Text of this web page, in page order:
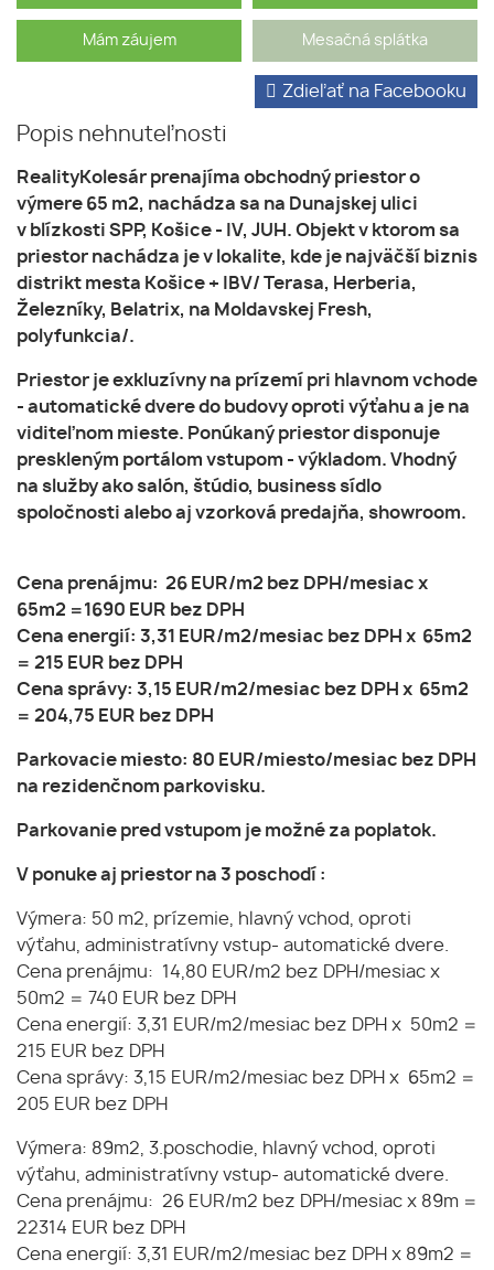
Mám záujem Mesačná splátka
Popis nehnuteľnosti
Zdieľať na Facebooku
RealityKolesár prenajíma obchodný priestor o
výmere 65 m2, nachádza sa na Dunajskej ulici
v blízkosti SPP, Košice - IV, JUH. Objekt v ktorom sa
priestor nachádza je v lokalite, kde je najväčší biznis
distrikt mesta Košice + IBV/ Terasa, Herberia,
Železníky, Belatrix, na Moldavskej Fresh,
polyfunkcia/.
Priestor je exkluzívny na prízemí pri hlavnom vchode
- automatické dvere do budovy oproti výťahu a je na
viditeľnom mieste. Ponúkaný priestor disponuje
preskleným portálom vstupom - výkladom. Vhodný
na služby ako salón, štúdio, business sídlo
spoločnosti alebo aj vzorková predajňa, showroom.
Cena prenájmu: 26 EUR/m2 bez DPH/mesiac x
65m2 =1690 EUR bez DPH
Cena energií: 3,31 EUR/m2/mesiac bez DPH x 65m2
= 215 EUR bez DPH
Cena správy: 3,15 EUR/m2/mesiac bez DPH x 65m2
= 204,75 EUR bez DPH
Parkovacie miesto: 80 EUR/miesto/mesiac bez DPH
na rezidenčnom parkovisku.
Parkovanie pred vstupom je možné za poplatok.
V ponuke aj priestor na 3 poschodí :
Výmera: 50 m2, prízemie, hlavný vchod, oproti
výťahu, administratívny vstup- automatické dvere.
Cena prenájmu: 14,80 EUR/m2 bez DPH/mesiac x
50m2 = 740 EUR bez DPH
Cena energií: 3,31 EUR/m2/mesiac bez DPH x 50m2 =
215 EUR bez DPH
Cena správy: 3,15 EUR/m2/mesiac bez DPH x 65m2 =
205 EUR bez DPH
Výmera: 89m2, 3.poschodie, hlavný vchod, oproti
výťahu, administratívny vstup- automatické dvere.
Cena prenájmu: 26 EUR/m2 bez DPH/mesiac x 89m =
22314 EUR bez DPH
Cena energií: 3,31 EUR/m2/mesiac bez DPH x 89m2 =